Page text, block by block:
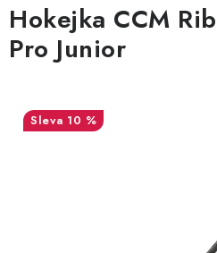
BRUSLE
HOKEJKY
HELMY
Hokejka CCM
Pro Junior
10 %